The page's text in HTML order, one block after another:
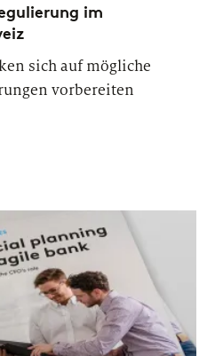
im
sich auf mögliche
vorbereiten